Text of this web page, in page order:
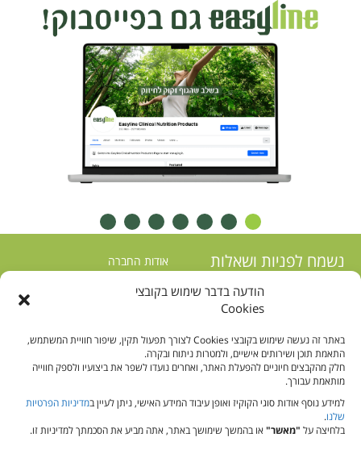
הודעה בדבר שימוש בקובצי
Cookies
באתר זה נעשה שימוש בקובצי Cookies לצורך תפעול תקין, שיפור חוויית המשתמש,
התאמת תוכן ושירותים אישיים, ולמטרות ניתוח ובקרה.
חלק מהקבצים חיוניים להפעלת האתר, ואחרים נועדו לשפר את ביצועיו ולספק חווייה
מותאמת עבורך.
למידע נוסף אודות סוגי הקוקיז ואופן עיבוד המידע האישי, ניתן לעיין במדיניות הפרטיות
שלנו.
בלחיצה על "מאשר"או בהמשך שימושך באתר, אתה מביע את הסכמתך למדיניות זו.
נשמח לפניות ושאלות
אודות החברה
חנות אונליין
כל מוצרי איזיליין
הזנה בצינורית
מאמרים בנושא תזונה
שאלות ותשובות